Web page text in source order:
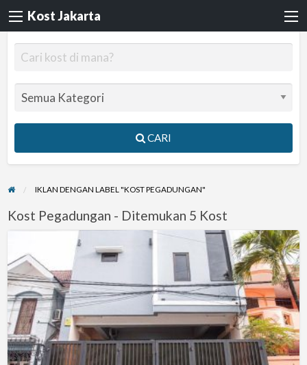
Kost Jakarta
CARI
IKLAN DENGAN LABEL "KOST PEGADUNGAN"
Kost Pegadungan - Ditemukan 5 Kost
Kost
Putri
Bersih,
Lengkap,
Wifi
Kenceng,